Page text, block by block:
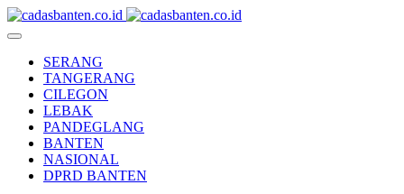
SERANG
TANGERANG
CILEGON
LEBAK
PANDEGLANG
BANTEN
NASIONAL
DPRD BANTEN